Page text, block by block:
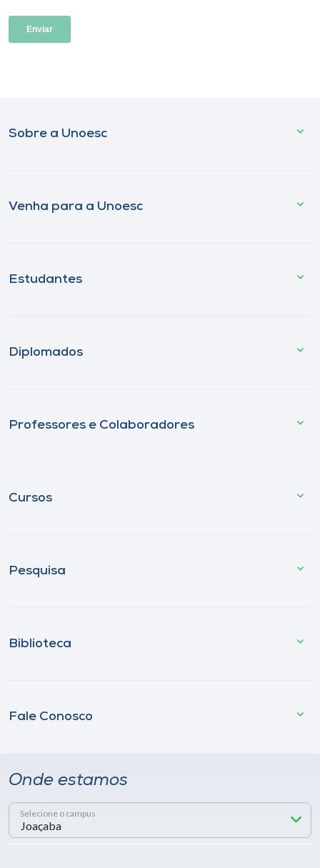
Sobre a Unoesc
Venha para a Unoesc
Estudantes
Diplomados
Professores e Colaboradores
Cursos
Pesquisa
Biblioteca
Fale Conosco
Onde estamos
Selecione o campus